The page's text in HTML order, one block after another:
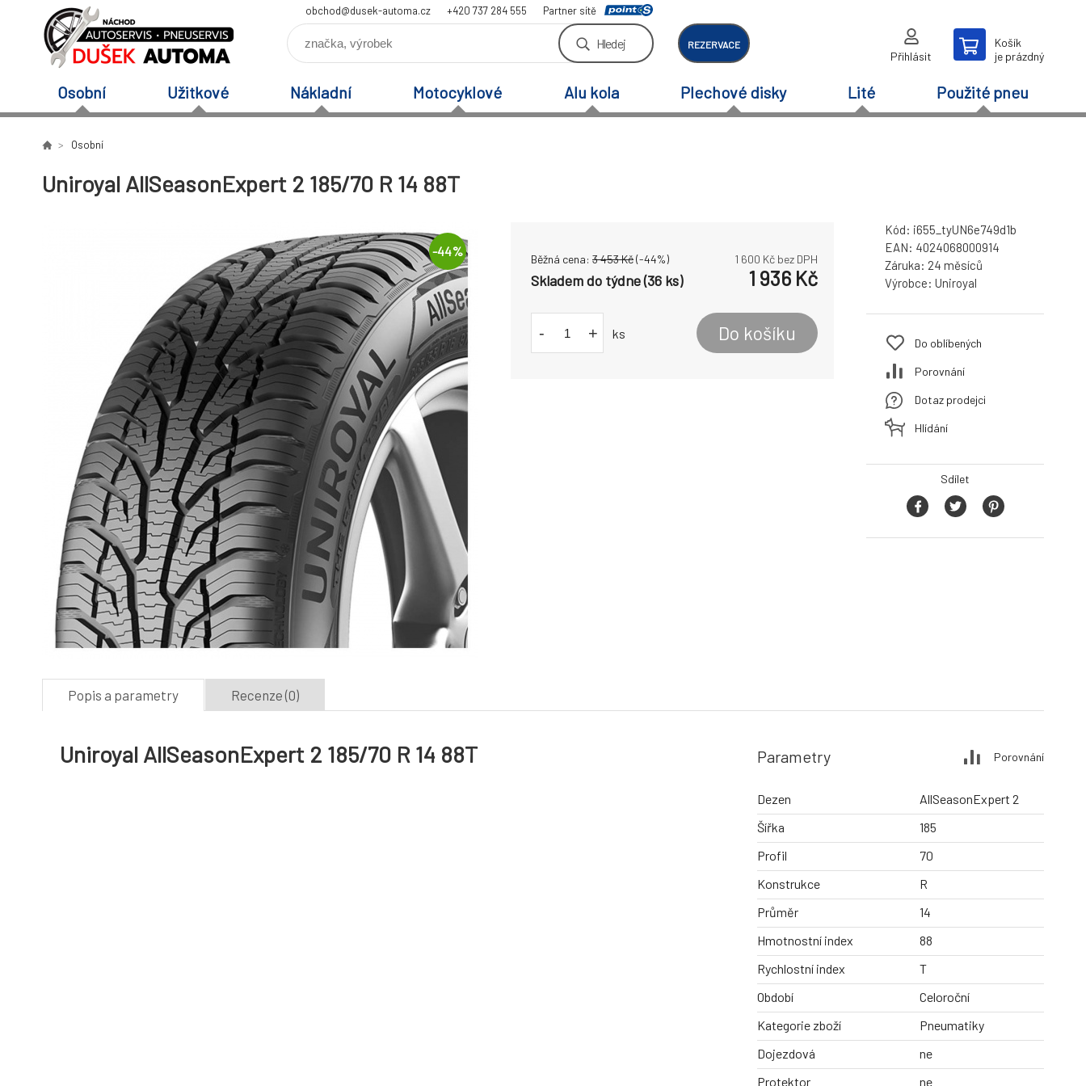
obchod@dusek-automa.cz +420 737 284 555 Partner sítě
Hledej REZERVACE
Přihlásit
Košík
je prázdný
Osobní Užitkové Nákladní Motocyklové Alu kola Plechové disky Lité Použité pneu
Osobní
Uniroyal AllSeasonExpert 2 185/70 R 14 88T
-44%
Běžná cena: 3 453Kč(-44%) 1 600 Kč bez DPH
Skladem do týdne (36 ks) 1 936 Kč
- + ks Do košíku
Kód: i655_tyUN6e749d1b
EAN: 4024068000914
Záruka: 24 měsíců
Výrobce: Uniroyal
Do oblíbených
Porovnání
Dotaz prodejci
Hlídání
Sdílet
Popis a parametry Recenze (0)
Uniroyal AllSeasonExpert 2 185/70 R 14 88T Parametry Porovnání
Dezen
AllSeasonExpert 2
Šířka
185
Profil
70
Konstrukce
R
Průměr
14
Hmotnostní index
88
Rychlostní index
T
Období
Celoroční
Kategorie zboží
Pneumatiky
Dojezdová
ne
Protektor
ne